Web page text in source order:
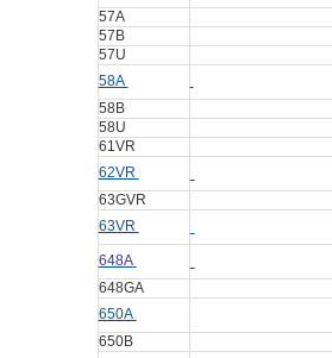
57A
57B
57U
58A
58B
58U
61VR
62VR
63GVR
63VR
648A
648GA
650A
650B